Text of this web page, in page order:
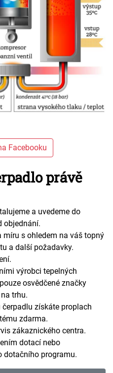
Facebooku
právě
a uvedeme do
objednání.
míru s ohledem na váš topný
a další požadavky.
výrobci tepelných
osvědčené značky
trhu.
získáte proplach
zdarma.
zákaznického centra.
dotací nebo
dotačního programu.